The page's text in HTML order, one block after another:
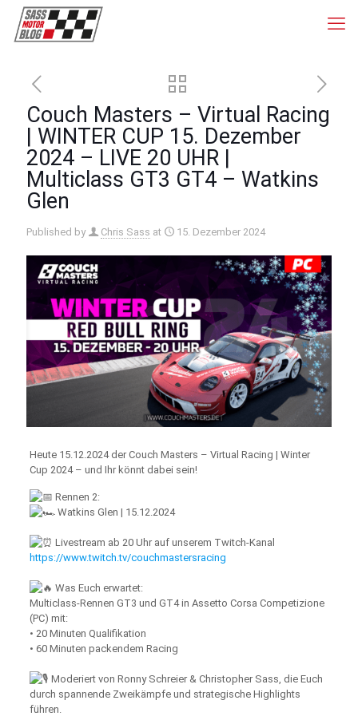
Couch Masters – Virtual Racing
| WINTER CUP 15. Dezember
2024 – LIVE 20 UHR |
Multiclass GT3 GT4 – Watkins
Glen
Published by Chris Sass at 15. Dezember 2024
Heute 15.12.2024 der Couch Masters – Virtual Racing | Winter
Cup 2024 – und Ihr könnt dabei sein!
Rennen 2:
Watkins Glen | 15.12.2024
Livestream ab 20 Uhr auf unserem Twitch-Kanal
https://www.twitch.tv/couchmastersracing
Was Euch erwartet:
Multiclass-Rennen GT3 und GT4 in Assetto Corsa Competizione
(PC) mit:
• 20 Minuten Qualifikation
• 60 Minuten packendem Racing
Moderiert von Ronny Schreier & Christopher Sass, die Euch
durch spannende Zweikämpfe und strategische Highlights
führen.